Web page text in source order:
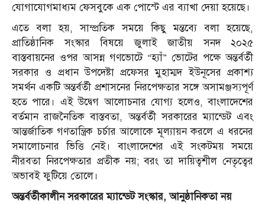
যোগাযোগমাধ্যম ফেসবুকে এক পোস্টে এর ব্যাখা দেয়া হয়েছে।
এতে বলা হয়, সাম্প্রতিক সময়ে কিছু মন্তব্যে বলা হয়েছে,
প্রাতিষ্ঠানিক সংস্কার বিষয়ে জুলাই জাতীয় সনদ ২০২৫
বাস্তবায়নের ওপর আসন্ন গণভোটে “হ্যাঁ” ভোটের পক্ষে অন্তর্বর্তী
সরকার ও প্রধান উপদেষ্টা প্রফেসর মুহাম্মদ ইউনূসের প্রকাশ্য
সমর্থন একটি অন্তর্বর্তী প্রশাসনের নিরপেক্ষতার সঙ্গে অসামঞ্জস্যপূর্ণ
হতে পারে। এই উদ্বেগ আলোচনার যোগ্য হলেও, বাংলাদেশের
বর্তমান রাজনৈতিক বাস্তবতা, অন্তর্বর্তী সরকারের ম্যান্ডেট এবং
আন্তর্জাতিক গণতান্ত্রিক চর্চার আলোকে মূল্যায়ন করলে এ ধরনের
সমালোচনার ভিত্তি নেই। বাংলাদেশের এই সংকটময় সময়ে
নীরবতা নিরপেক্ষতার প্রতীক নয়; বরং তা দায়িত্বশীল নেতৃত্বের
অভাবই ফুটিয়ে তোলে।
অন্তর্বর্তীকালীন সরকারের ম্যান্ডেট সংস্কার, আনুষ্ঠানিকতা নয়